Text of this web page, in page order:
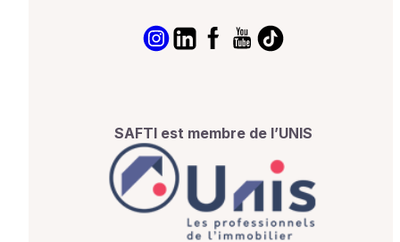
SAFTI est membre de l’UNIS